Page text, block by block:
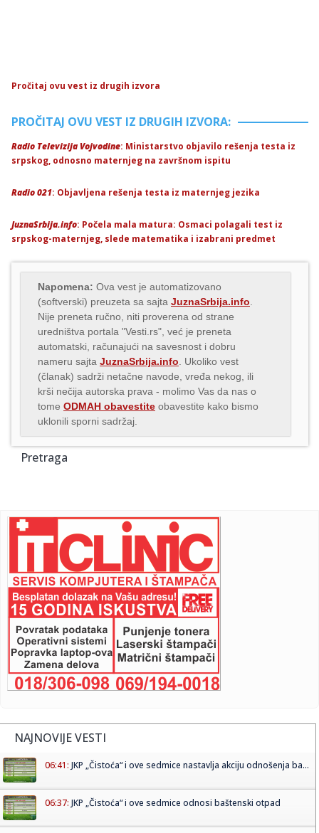
Pročitaj ovu vest iz drugih izvora
PROČITAJ OVU VEST IZ DRUGIH IZVORA:
Radio Televizija Vojvodine: Ministarstvo objavilo rešenja testa iz
srpskog, odnosno maternjeg na završnom ispitu
Radio 021: Objavljena rešenja testa iz maternjeg jezika
JuznaSrbija.info: Počela mala matura: Osmaci polagali test iz
srpskog-maternjeg, slede matematika i izabrani predmet
Napomena: Ova vest je automatizovano
(softverski) preuzeta sa sajta JuznaSrbija.info
Nije preneta ručno, niti proverena od strane
uredništva portala "Vesti.rs", već je preneta
automatski, računajući na savesnost i dobru
nameru sajta JuznaSrbija.info . Ukoliko vest
(članak) sadrži netačne navode, vređa nekog, ili
krši nečija autorska prava - molimo Vas da nas o
tome ODMAH obavestite obavestite kako bismo
uklonili sporni sadržaj.
Pretraga
NAJNOVIJE VESTI
06:41: JKP „Čistoća“ i ove sedmice nastavlja akciju odnošenja ba...
06:37: JKP „Čistoća“ i ove sedmice odnosi baštenski otpad